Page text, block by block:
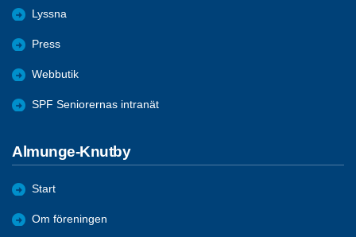
Lyssna
Press
Webbutik
SPF Seniorernas intranät
Almunge-Knutby
Start
Om föreningen